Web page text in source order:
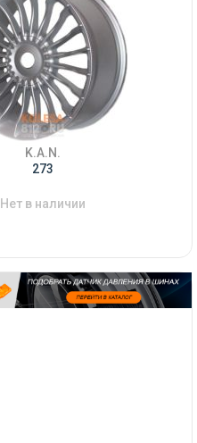
K.A.N.
273
Нет в наличии